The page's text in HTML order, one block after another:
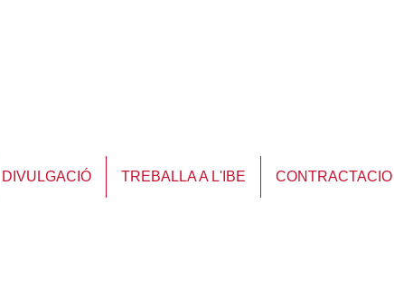
DIVULGACIÓ TREBALLA A L'IBE CONTRACTACIO